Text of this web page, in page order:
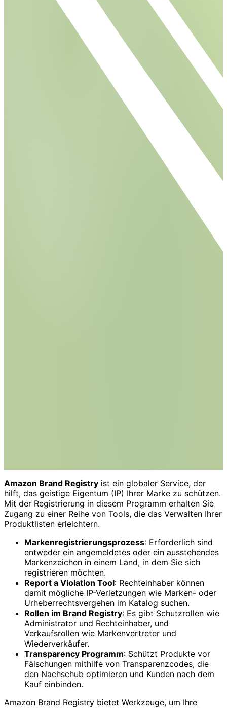
Amazon Brand Registry ist ein globaler Service, der
hilft, das geistige Eigentum (IP) Ihrer Marke zu schützen.
Mit der Registrierung in diesem Programm erhalten Sie
Zugang zu einer Reihe von Tools, die das Verwalten Ihrer
Produktlisten erleichtern.
Markenregistrierungsprozess: Erforderlich sind
entweder ein angemeldetes oder ein ausstehendes
Markenzeichen in einem Land, in dem Sie sich
registrieren möchten.
Report a Violation Tool: Rechteinhaber können
damit mögliche IP-Verletzungen wie Marken- oder
Urheberrechtsvergehen im Katalog suchen.
Rollen im Brand Registry: Es gibt Schutzrollen wie
Administrator und Rechteinhaber, und
Verkaufsrollen wie Markenvertreter und
Wiederverkäufer.
Transparency Programm: Schützt Produkte vor
Fälschungen mithilfe von Transparenzcodes, die
den Nachschub optimieren und Kunden nach dem
Kauf einbinden.
Amazon Brand Registry bietet Werkzeuge, um Ihre